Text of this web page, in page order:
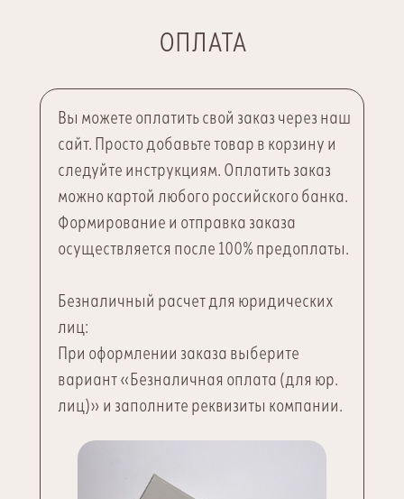
ОПЛАТА
Вы можете оплатить свой заказ через наш
сайт. Просто добавьте товар в корзину и
следуйте инструкциям. Оплатить заказ
можно картой любого российского банка.
Формирование и отправка заказа
осуществляется после 100% предоплаты.
Безналичный расчет для юридических
лиц:
При оформлении заказа выберите
вариант «Безналичная оплата (для юр.
лиц)» и заполните реквизиты компании.